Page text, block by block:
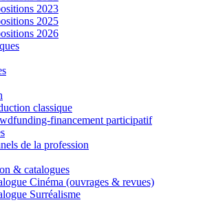
2023
2025
2026
classique
financement participatif
de la profession
& catalogues
Cinéma (ouvrages & revues)
Surréalisme